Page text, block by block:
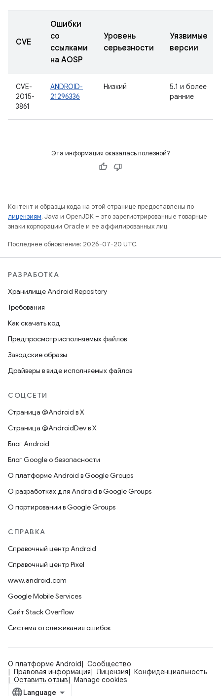
CVE
Ошибки
со
ссылками
на AOSP
Уровень
серьезности
Уязвимые
версии
CVE-
2015-
3861
ANDROID-
21296336
Низкий
5.1 и более
ранние
Эта информация оказалась полезной?
Контент и образцы кода на этой странице предоставлены по
лицензиям. Java и OpenJDK – это зарегистрированные товарные
знаки корпорации Oracle и ее аффилированных лиц.
Последнее обновление: 2026-07-20 UTC.
РАЗРАБОТКА
Хранилище Android Repository
Требования
Как скачать код
Предпросмотр исполняемых файлов
Заводские образы
Драйверы в виде исполняемых файлов
СОЦСЕТИ
Страница @Android в X
Страница @AndroidDev в X
Блог Android
Блог Google о безопасности
О платформе Android в Google Groups
О разработках для Android в Google Groups
О портировании в Google Groups
СПРАВКА
Справочный центр Android
Справочный центр Pixel
www.android.com
Google Mobile Services
Сайт Stack Overflow
Система отслеживания ошибок
О платформе Android
Сообщество
Правовая информация
Лицензия
Конфиденциальность
Оставить отзыв
Manage cookies